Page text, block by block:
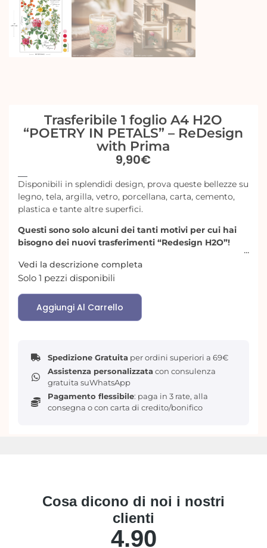
Trasferibile 1 foglio A4 H2O
“POETRY IN PETALS” – ReDesign
with Prima
9,90€
Disponibili in splendidi design, prova queste bellezze su
legno, tela, argilla, vetro, porcellana, carta, cemento,
plastica e tante altre superfici.
Questi sono solo alcuni dei tanti motivi per cui hai
bisogno dei nuovi trasferimenti “Redesign H2O”!
Vedi la descrizione completa
Solo 1 pezzi disponibili
Aggiungi Al Carrello
Spedizione Gratuita per ordini superiori a 69€
Assistenza personalizzata con consulenza
gratuita suWhatsApp
Pagamento flessibile: paga in 3 rate, alla
consegna o con carta di credito/bonifico